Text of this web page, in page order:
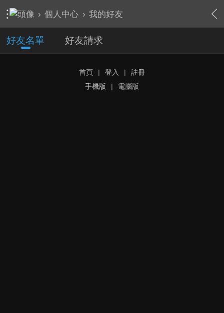
› 個人中心 › 我的好友
好友名單 好友請求
首頁 | 登入 |
註冊
手機版
| 電腦版